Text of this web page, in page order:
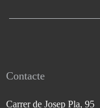
Contacte
Carrer de Josep Pla, 95